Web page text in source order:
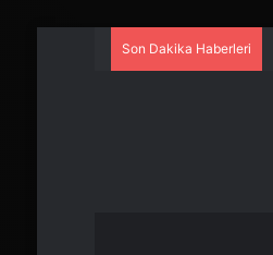
Son Dakika Haberleri